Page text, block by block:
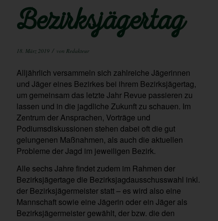
Bezirksjägertag
18. März 2019 / von Redakteur
Alljährlich versammeln sich zahlreiche Jägerinnen
und Jäger eines Bezirkes bei ihrem Bezirksjägertag,
um gemeinsam das letzte Jahr Revue passieren zu
lassen und in die jagdliche Zukunft zu schauen. Im
Zentrum der Ansprachen, Vorträge und
Podiumsdiskussionen stehen dabei oft die gut
gelungenen Maßnahmen, als auch die aktuellen
Probleme der Jagd im jeweiligen Bezirk.
Alle sechs Jahre findet zudem im Rahmen der
Bezirksjägertage die Bezirksjagdausschusswahl inkl.
der Bezirksjägermeister statt – es wird also eine
Mannschaft sowie eine Jägerin oder ein Jäger als
Bezirksjägermeister gewählt, der bzw. die den